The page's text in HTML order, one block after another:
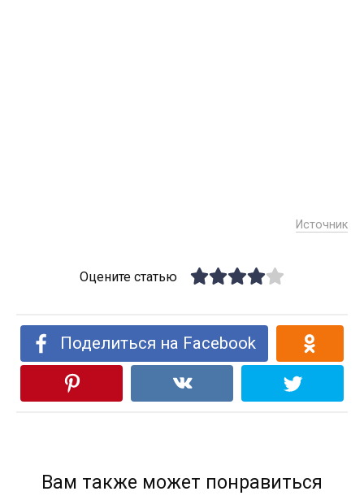
Источник
Оцените статью
Поделиться на Facebook
Вам также может понравиться